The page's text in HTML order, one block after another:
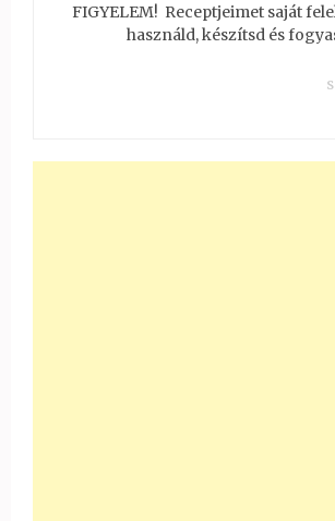
FIGYELEM! Receptjeimet saját
használd, készítsd és